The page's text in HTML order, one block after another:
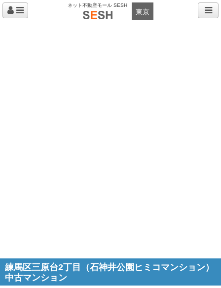
ネット不動産モール SESH
東京
練馬区三原台2丁目（石神井公園ヒミコマンション）
中古マンション